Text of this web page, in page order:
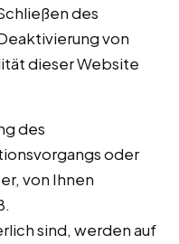
des
von
dieser Website
des
oder
von Ihnen
sind, werden auf